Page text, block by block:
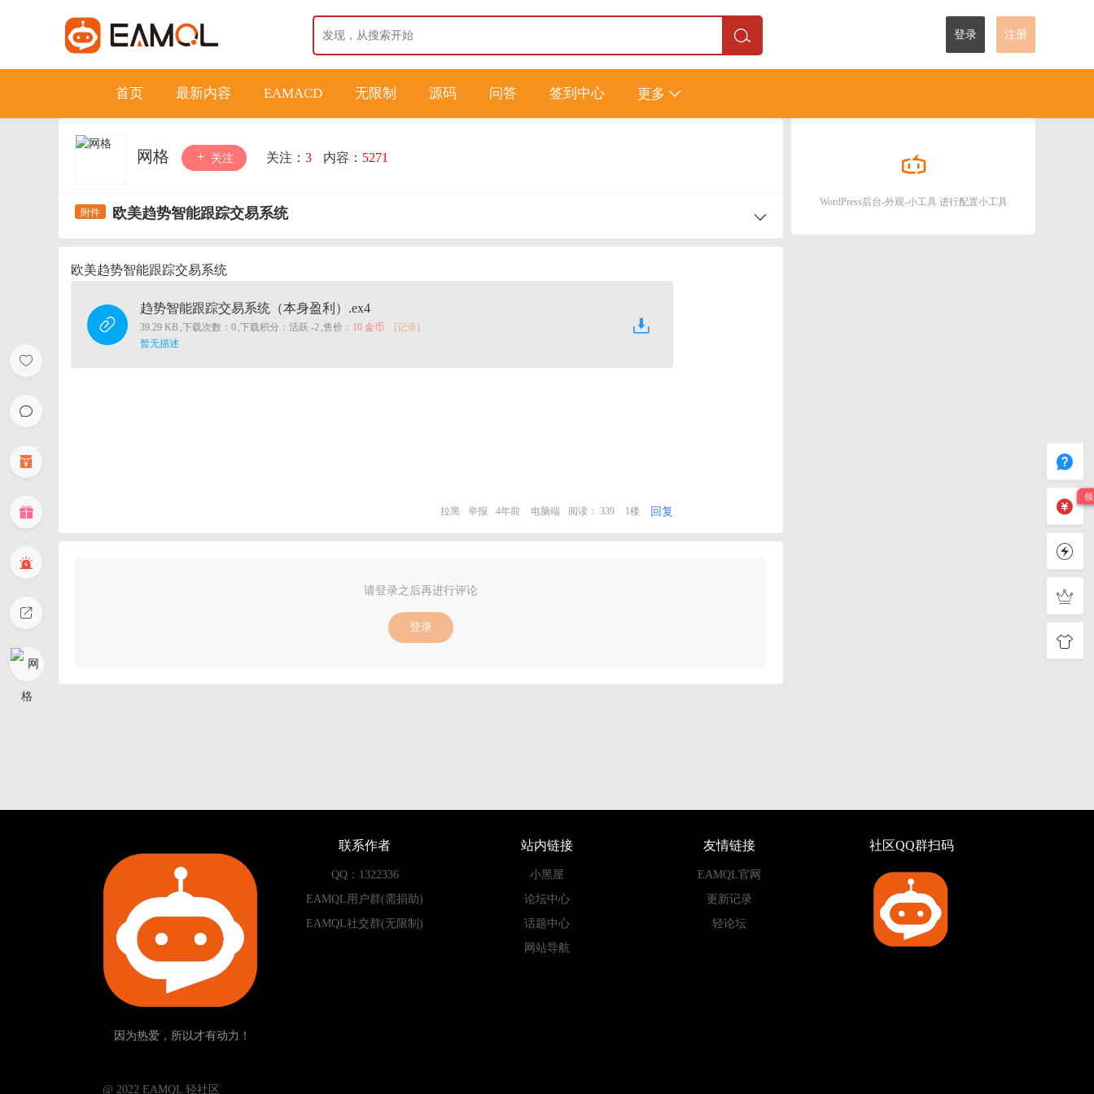
登录 注册
首页 最新内容 EAMACD 无限制 源码 问答 签到中心 更多
网格 关注 关注： 3 内容： 5271
欧美趋势智能跟踪交易系统
欧美趋势智能跟踪交易系统
趋势智能跟踪交易系统（本身盈利）.ex4
39.29 KB ,下载次数：0 ,下载积分：活跃 -2 ,售价： 10 金币
[记录]
暂无描述
拉黑 举报 4年前 电脑端 阅读： 339 1楼 回复
请登录之后再进行评论
登录
WordPress后台-外观-小工具 进行配置小工具
因为热爱，所以才有动力！
联系作者
QQ：1322336
EAMQL用户群(需捐助)
EAMQL社交群(无限制)
站内链接
小黑屋
论坛中心
话题中心
网站导航
友情链接
EAMQL官网
更新记录
轻论坛
社区QQ群扫码
­­­­­ @ 2022 EAMQL 轻社区